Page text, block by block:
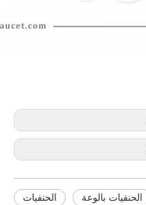
الحنفيات الحنفيات بالوعة